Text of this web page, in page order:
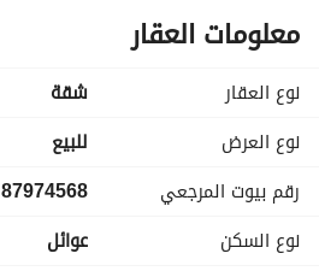
مجلس - صالة - مطبخ بمستودع
3 غرف نوم - 3 دورات مياه - موقف داخلي خاص
معلومات العقار
نوع العقار
شقة
نوع العرض
للبيع
رقم بيوت المرجعي
87974568
نوع السكن
عوائل